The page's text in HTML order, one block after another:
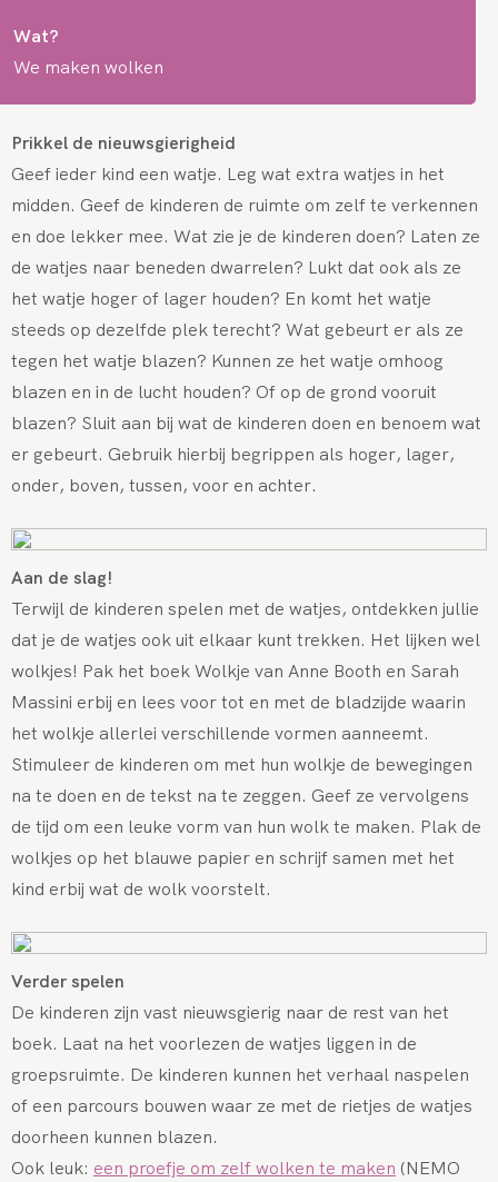
Wat?
We maken wolken
Prikkel de nieuwsgierigheid
Geef ieder kind een watje. Leg wat extra watjes in het
midden. Geef de kinderen de ruimte om zelf te verkennen
en doe lekker mee. Wat zie je de kinderen doen? Laten ze
de watjes naar beneden dwarrelen? Lukt dat ook als ze
het watje hoger of lager houden? En komt het watje
steeds op dezelfde plek terecht? Wat gebeurt er als ze
tegen het watje blazen? Kunnen ze het watje omhoog
blazen en in de lucht houden? Of op de grond vooruit
blazen? Sluit aan bij wat de kinderen doen en benoem wat
er gebeurt. Gebruik hierbij begrippen als hoger, lager,
onder, boven, tussen, voor en achter.
Aan de slag!
Terwijl de kinderen spelen met de watjes, ontdekken jullie
dat je de watjes ook uit elkaar kunt trekken. Het lijken wel
wolkjes! Pak het boek Wolkje van Anne Booth en Sarah
Massini erbij en lees voor tot en met de bladzijde waarin
het wolkje allerlei verschillende vormen aanneemt.
Stimuleer de kinderen om met hun wolkje de bewegingen
na te doen en de tekst na te zeggen. Geef ze vervolgens
de tijd om een leuke vorm van hun wolk te maken. Plak de
wolkjes op het blauwe papier en schrijf samen met het
kind erbij wat de wolk voorstelt.
Verder spelen
De kinderen zijn vast nieuwsgierig naar de rest van het
boek. Laat na het voorlezen de watjes liggen in de
groepsruimte. De kinderen kunnen het verhaal naspelen
of een parcours bouwen waar ze met de rietjes de watjes
doorheen kunnen blazen.
Ook leuk: een proefje om zelf wolken te maken (NEMO